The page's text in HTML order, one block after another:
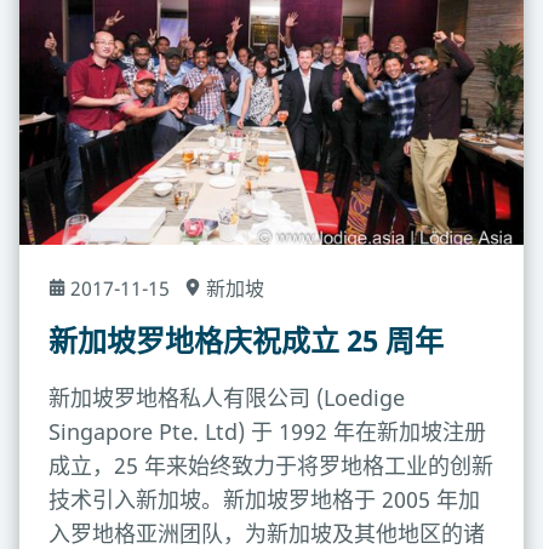
2017-11-15 新加坡
新加坡罗地格庆祝成立 25 周年
新加坡罗地格私人有限公司 (Loedige
Singapore Pte. Ltd) 于 1992 年在新加坡注册
成立，25 年来始终致力于将罗地格工业的创新
技术引入新加坡。新加坡罗地格于 2005 年加
入罗地格亚洲团队，为新加坡及其他地区的诸